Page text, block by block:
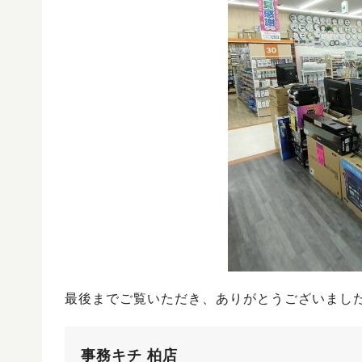
最後までご覧いただき、ありがとうございまし
事務キチ 柏店